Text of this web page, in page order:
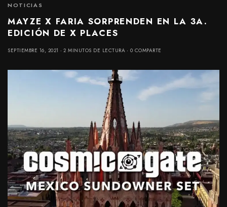
NOTICIAS
MAYZE X FARIA SORPRENDEN EN LA 3A.
EDICIÓN DE X PLACES
SEPTIEMBRE 16, 2021 2 MINUTOS DE LECTURA 0 COMPARTE